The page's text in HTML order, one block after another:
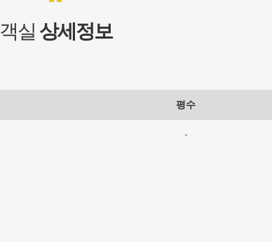
객실 상세정보
평수
-